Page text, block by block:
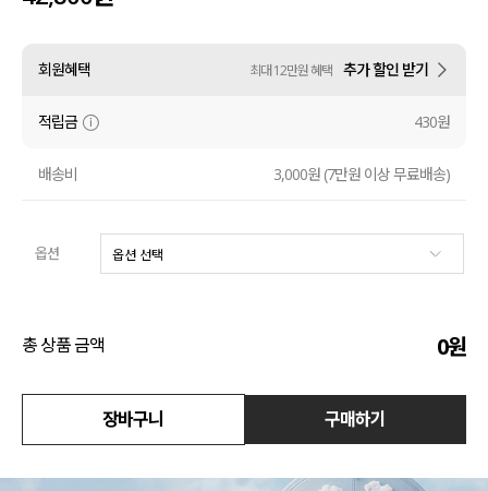
셔츠
원피스
니트
회원혜택 최대 12만원 혜택 추가 할인 받기
적립금 430원
배송비 3,000원 (7만원 이상 무료배송)
옵션
총 상품 금액 0원
장바구니 구매하기